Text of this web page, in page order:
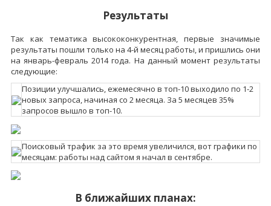
Результаты
Так как тематика высококонкурентная, первые значимые
результаты пошли только на 4-й месяц работы, и пришлись они
на январь-февраль 2014 года. На данный момент результаты
следующие:
Позиции улучшались, ежемесячно в топ-10 выходило по 1-2
новых запроса, начиная со 2 месяца. За 5 месяцев 35%
запросов вышло в топ-10.
Поисковый трафик за это время увеличился, вот графики по
месяцам: работы над сайтом я начал в сентябре.
В ближайших планах: